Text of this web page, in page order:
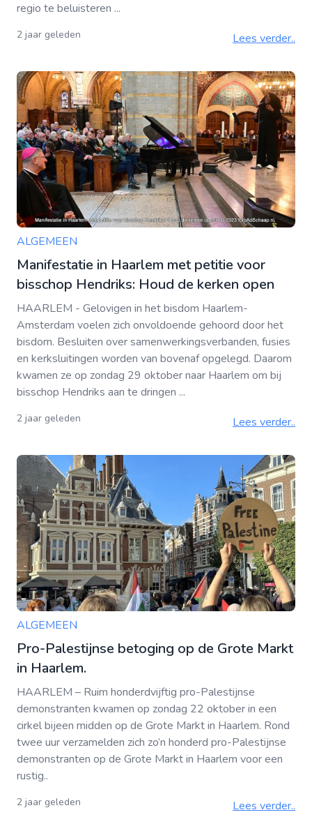
regio te beluisteren ...
2 jaar geleden Lees verder..
ALGEMEEN
Manifestatie in Haarlem met petitie voor
bisschop Hendriks: Houd de kerken open
HAARLEM - Gelovigen in het bisdom Haarlem-
Amsterdam voelen zich onvoldoende gehoord door het
bisdom. Besluiten over samenwerkingsverbanden, fusies
en kerksluitingen worden van bovenaf opgelegd. Daarom
kwamen ze op zondag 29 oktober naar Haarlem om bij
bisschop Hendriks aan te dringen ...
2 jaar geleden Lees verder..
ALGEMEEN
Pro-Palestijnse betoging op de Grote Markt
in Haarlem.
HAARLEM – Ruim honderdvijftig pro-Palestijnse
demonstranten kwamen op zondag 22 oktober in een
cirkel bijeen midden op de Grote Markt in Haarlem. Rond
twee uur verzamelden zich zo’n honderd pro-Palestijnse
demonstranten op de Grote Markt in Haarlem voor een
rustig..
2 jaar geleden Lees verder..